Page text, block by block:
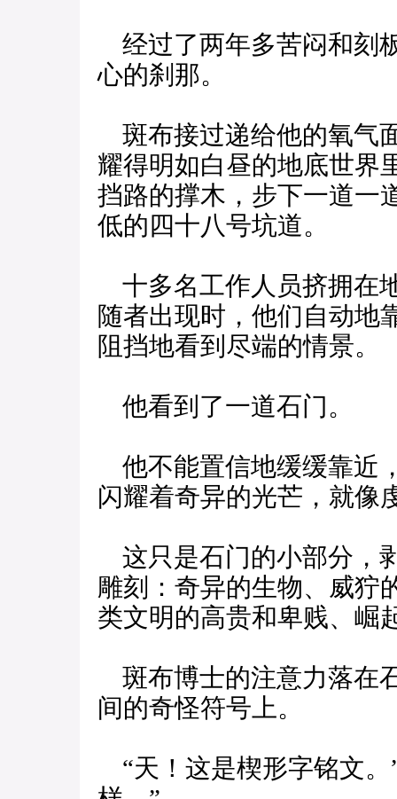
经过了两年多苦闷和刻
心的刹那。
斑布接过递给他的氧气
耀得明如白昼的地底世界
挡路的撑木，步下一道一
低的四十八号坑道。
十多名工作人员挤拥在
随者出现时，他们自动地
阻挡地看到尽端的情景。
他看到了一道石门。
他不能置信地缓缓靠近
闪耀着奇异的光芒，就像
这只是石门的小部分，
雕刻：奇异的生物、威狞
类文明的高贵和卑贱、崛
斑布博士的注意力落在
间的奇怪符号上。
“天！这是楔形字铭文。